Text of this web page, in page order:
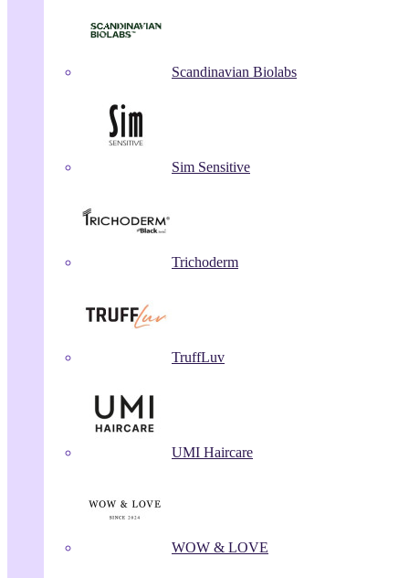
Scandinavian Biolabs
Sim Sensitive
Trichoderm
TruffLuv
UMI Haircare
WOW & LOVE